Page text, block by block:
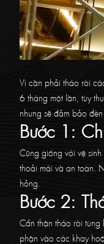
Vì cần phải tháo rời
6 tháng một lần, tùy
nhưng sẽ đảm bảo
Bước 1:
Cũng giống với vệ
thoải mái và an toàn.
hỏng.
Bước 2:
Cẩn thận tháo rời
phận vào các khay